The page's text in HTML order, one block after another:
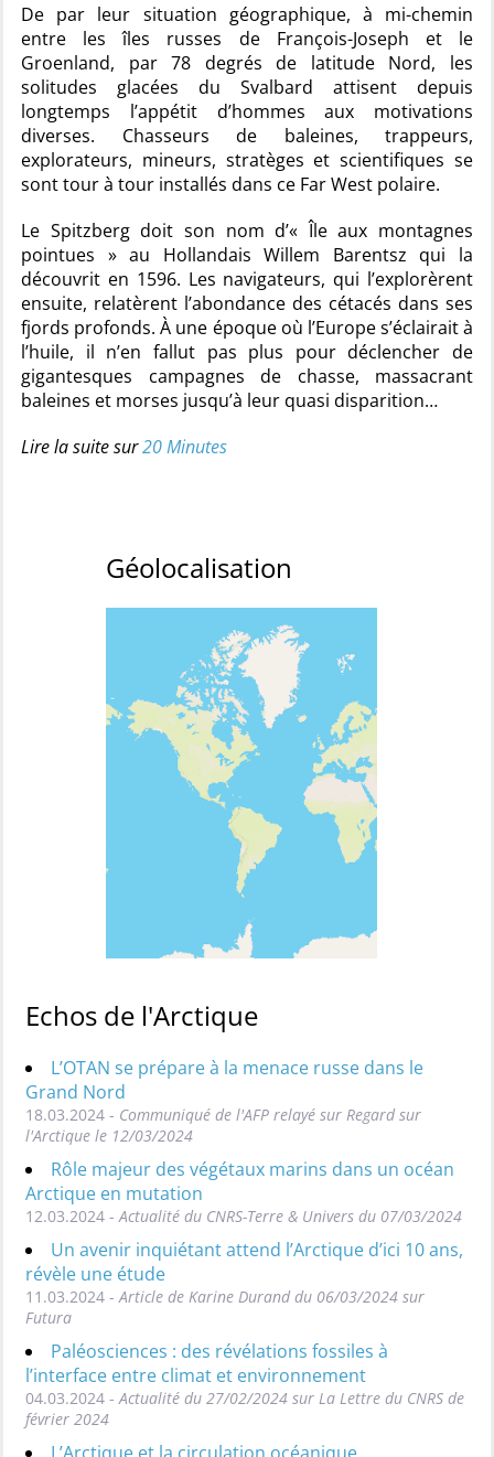
De par leur situation géographique, à mi-chemin
entre les îles russes de François-Joseph et le
Groenland, par 78 degrés de latitude Nord, les
solitudes glacées du Svalbard attisent depuis
longtemps l’appétit d’hommes aux motivations
diverses. Chasseurs de baleines, trappeurs,
explorateurs, mineurs, stratèges et scientifiques se
sont tour à tour installés dans ce Far West polaire.
Le Spitzberg doit son nom d’« Île aux montagnes
pointues » au Hollandais Willem Barentsz qui la
découvrit en 1596. Les navigateurs, qui l’explorèrent
ensuite, relatèrent l’abondance des cétacés dans ses
fjords profonds. À une époque où l’Europe s’éclairait à
l’huile, il n’en fallut pas plus pour déclencher de
gigantesques campagnes de chasse, massacrant
baleines et morses jusqu’à leur quasi disparition…
Lire la suite sur20 Minutes
Géolocalisation
Echos de l'Arctique
L’OTAN se prépare à la menace russe dans le
Grand Nord
18.03.2024 - Communiqué de l'AFP relayé sur Regard sur
l'Arctique le 12/03/2024
Rôle majeur des végétaux marins dans un océan
Arctique en mutation
12.03.2024 - Actualité du CNRS-Terre & Univers du 07/03/2024
Un avenir inquiétant attend l’Arctique d’ici 10 ans,
révèle une étude
11.03.2024 - Article de Karine Durand du 06/03/2024 sur
Futura
Paléosciences : des révélations fossiles à
l’interface entre climat et environnement
04.03.2024 - Actualité du 27/02/2024 sur La Lettre du CNRS de
février 2024
L’Arctique et la circulation océanique